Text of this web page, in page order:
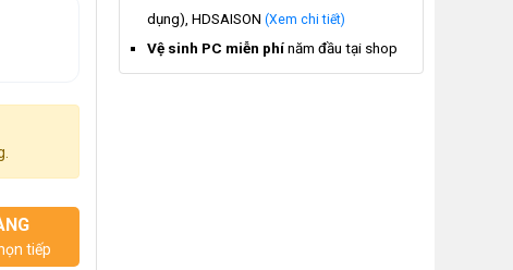
tiếp
dụng), HDSAISON (Xem chi tiết)
Vệ sinh PC miễn phínăm đầu tại shop